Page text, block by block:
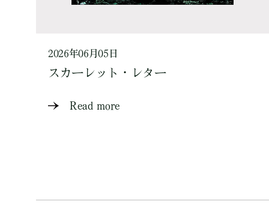
2026年06月05日
スカーレット・レター
Read more